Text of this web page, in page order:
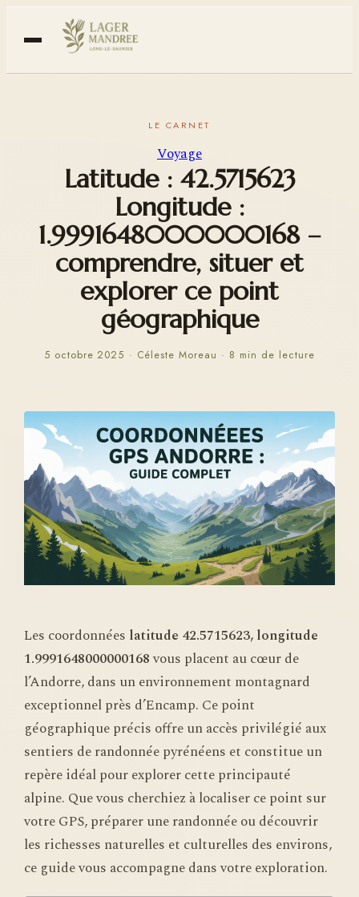
Voyage
Latitude : 42.5715623
Longitude :
1.9991648000000168 –
comprendre, situer et
explorer ce point
géographique
5 octobre 2025 · Céleste Moreau · 8 min de lecture
Les coordonnées latitude 42.5715623, longitude
1.9991648000000168vous placent au cœur de
l’Andorre, dans un environnement montagnard
exceptionnel près d’Encamp. Ce point
géographique précis offre un accès privilégié aux
sentiers de randonnée pyrénéens et constitue un
repère idéal pour explorer cette principauté
alpine. Que vous cherchiez à localiser ce point sur
votre GPS, préparer une randonnée ou découvrir
les richesses naturelles et culturelles des environs,
ce guide vous accompagne dans votre exploration.